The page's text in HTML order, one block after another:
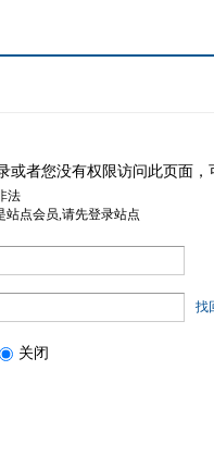
或者您没有权限访问此页面
法
站点会员,请先登录站点
找
关闭